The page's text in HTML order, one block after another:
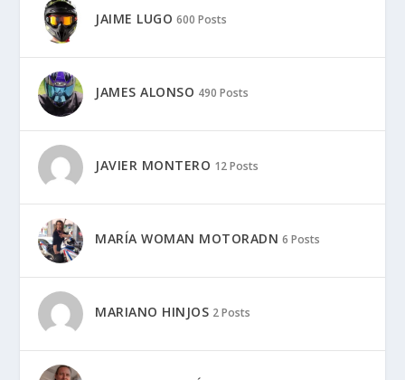
JAIME LUGO 600 Posts
JAMES ALONSO 490 Posts
JAVIER MONTERO 12 Posts
MARÍA WOMAN MOTORADN 6 Posts
MARIANO HINJOS 2 Posts